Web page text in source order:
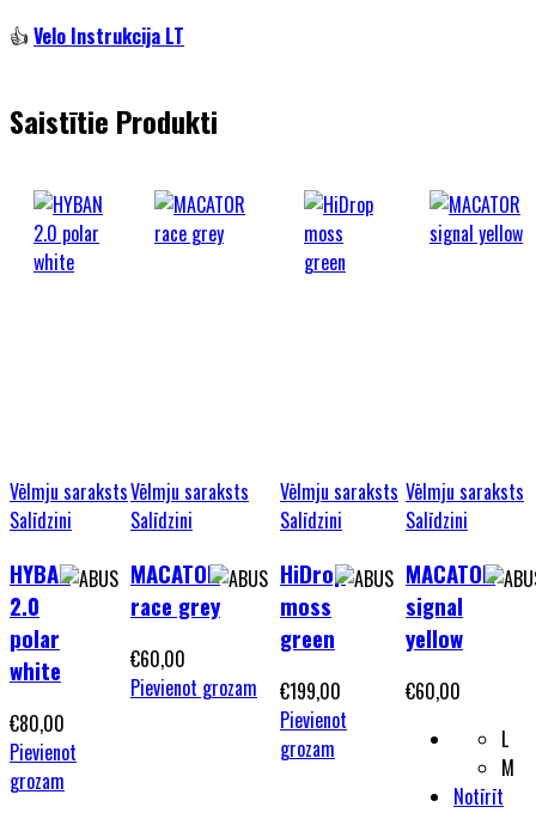
👍 Velo Instrukcija LT
Saistītie Produkti
Vēlmju saraksts
Salīdzini
HYBAN
2.0
polar
white
€80,00
Pievienot
grozam
Vēlmju saraksts
Salīdzini
MACATOR
race grey
€60,00
Pievienot grozam
Vēlmju saraksts
Salīdzini
HiDrop
moss
green
€199,00
Pievienot
grozam
Vēlmju saraksts
Salīdzini
MACATOR
signal
yellow
€60,00
L
M
Notīrīt